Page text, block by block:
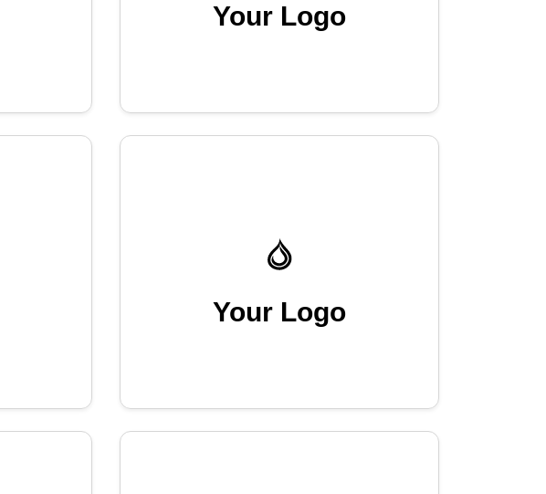
Your Logo
Your Logo